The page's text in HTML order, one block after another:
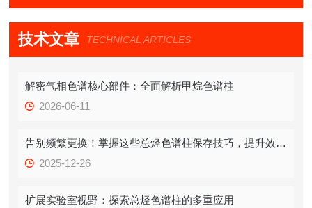
技术文章 TECHNICAL ARTICLES
解密气相色谱核心部件：全面解析甲烷色谱柱
2026-06-11
告别频繁更换！掌握这些总烃色谱柱保存技巧，提升效率！
2025-12-26
扩展实验室视野：探索总烃色谱柱的多重应用